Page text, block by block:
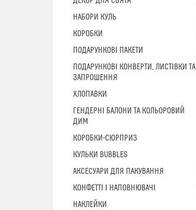
НАБОРИ КУЛЬ
КОРОБКИ
ПОДАРУНКОВІ ПАКЕТИ
ПОДАРУНКОВІ КОНВЕРТИ, ЛИСТІВКИ ТА
ЗАПРОШЕННЯ
ХЛОПАВКИ
ГЕНДЕРНІ БАЛОНИ ТА КОЛЬОРОВИЙ
ДИМ
КОРОБКИ-СЮРПРИЗ
КУЛЬКИ BUBBLES
АКСЕСУАРИ ДЛЯ ПАКУВАННЯ
КОНФЕТТІ І НАПОВНЮВАЧІ
НАКЛЕЙКИ